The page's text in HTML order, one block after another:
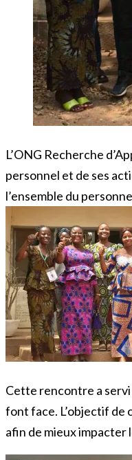
L’ONG Recherche
personnel et de ses
l’ensemble du
Cette rencontre a servi
font face. L’objectif
afin de mieux impacter